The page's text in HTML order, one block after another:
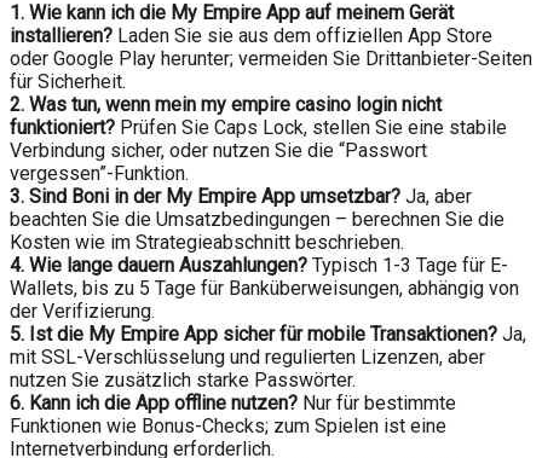
1. Wie kann ich die My Empire App auf meinem Gerät
installieren? Laden Sie sie aus dem offiziellen App Store
oder Google Play herunter; vermeiden Sie Drittanbieter-Seiten
für Sicherheit.
2. Was tun, wenn mein my empire casino login nicht
funktioniert? Prüfen Sie Caps Lock, stellen Sie eine stabile
Verbindung sicher, oder nutzen Sie die “Passwort
vergessen”-Funktion.
3. Sind Boni in der My Empire App umsetzbar? Ja, aber
beachten Sie die Umsatzbedingungen – berechnen Sie die
Kosten wie im Strategieabschnitt beschrieben.
4. Wie lange dauern Auszahlungen? Typisch 1-3 Tage für E-
Wallets, bis zu 5 Tage für Banküberweisungen, abhängig von
der Verifizierung.
5. Ist die My Empire App sicher für mobile Transaktionen? Ja,
mit SSL-Verschlüsselung und regulierten Lizenzen, aber
nutzen Sie zusätzlich starke Passwörter.
6. Kann ich die App offline nutzen? Nur für bestimmte
Funktionen wie Bonus-Checks; zum Spielen ist eine
Internetverbindung erforderlich.